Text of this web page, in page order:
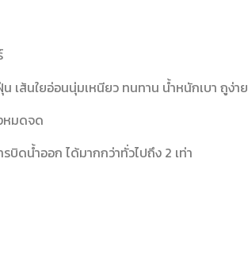
น เส้นใยอ่อนนุ่มเหนียว ทนทาน น้ำหนักเบา ถูง่าย
หมดจด
รบิดน้ำออก ได้มากกว่าทั่วไปถึง 2 เท่า